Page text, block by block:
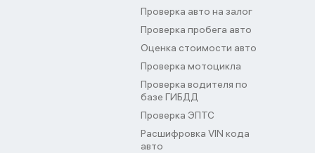
Проверка авто на залог
Проверка пробега авто
Оценка стоимости авто
Проверка мотоцикла
Проверка водителя по
базе ГИБДД
Проверка ЭПТС
Расшифровка VIN кода
авто